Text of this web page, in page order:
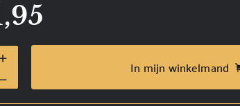
In mijn winkelmand